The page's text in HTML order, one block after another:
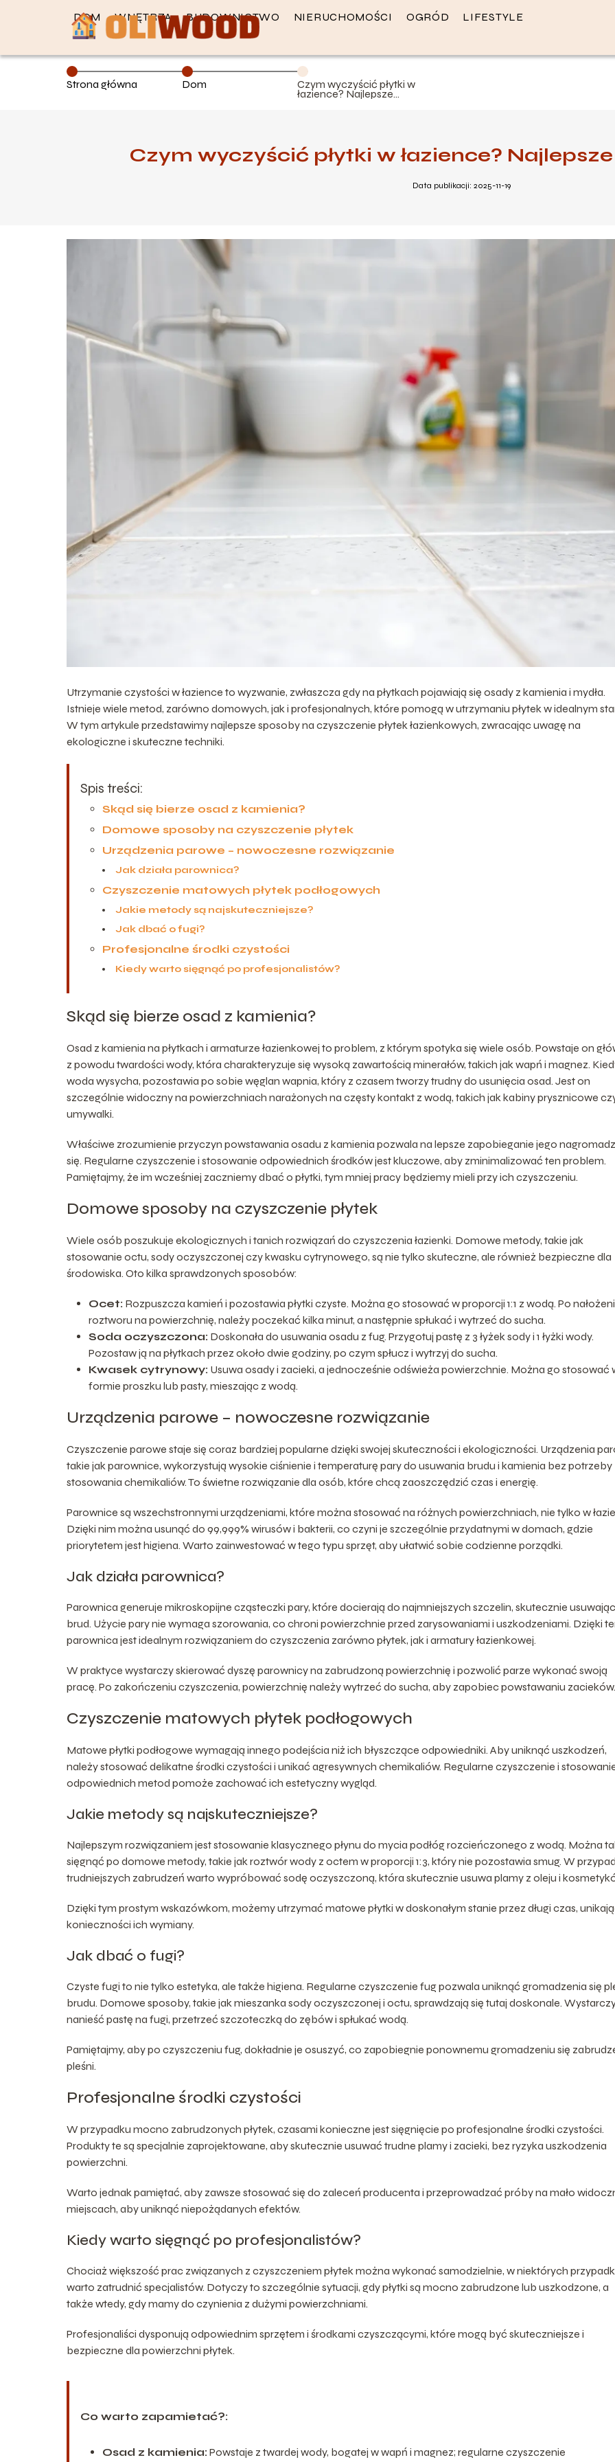
DOM WNĘTRZA BUDOWNICTWO NIERUCHOMOŚCI OGRÓD LIFESTYLE
Strona główna Dom Czym wyczyścić płytki w
łazience? Najlepsze
metody i porady
Czym wyczyścić płytki w łazience?
Data publikacji: 2025-11-19
Utrzymanie czystości w łazience to wyzwanie, zwłaszcza gdy na płytkach pojawiają się osady z kamienia i mydła.
Istnieje wiele metod, zarówno domowych, jak i profesjonalnych, które pomogą w utrzymaniu płytek w idealnym
W tym artykule przedstawimy najlepsze sposoby na czyszczenie płytek łazienkowych, zwracając uwagę na
ekologiczne i skuteczne techniki.
Spis treści:
Skąd się bierze osad z kamienia?
Domowe sposoby na czyszczenie płytek
Urządzenia parowe – nowoczesne rozwiązanie
Jak działa parownica?
Czyszczenie matowych płytek podłogowych
Jakie metody są najskuteczniejsze?
Jak dbać o fugi?
Profesjonalne środki czystości
Kiedy warto sięgnąć po profesjonalistów?
Skąd się bierze osad z kamienia?
Osad z kamienia na płytkach i armaturze łazienkowej to problem, z którym spotyka się wiele osób. Powstaje on
z powodu twardości wody, która charakteryzuje się wysoką zawartością minerałów, takich jak wapń i magnez.
woda wysycha, pozostawia po sobie węglan wapnia, który z czasem tworzy trudny do usunięcia osad. Jest on
szczególnie widoczny na powierzchniach narażonych na częsty kontakt z wodą, takich jak kabiny prysznicowe
umywalki.
Właściwe zrozumienie przyczyn powstawania osadu z kamienia pozwala na lepsze zapobieganie jego
się. Regularne czyszczenie i stosowanie odpowiednich środków jest kluczowe, aby zminimalizować ten problem.
Pamiętajmy, że im wcześniej zaczniemy dbać o płytki, tym mniej pracy będziemy mieli przy ich czyszczeniu.
Domowe sposoby na czyszczenie płytek
Wiele osób poszukuje ekologicznych i tanich rozwiązań do czyszczenia łazienki. Domowe metody, takie jak
stosowanie octu, sody oczyszczonej czy kwasku cytrynowego, są nie tylko skuteczne, ale również bezpieczne dla
środowiska. Oto kilka sprawdzonych sposobów:
Ocet: Rozpuszcza kamień i pozostawia płytki czyste. Można go stosować w proporcji 1:1 z wodą. Po
roztworu na powierzchnię, należy poczekać kilka minut, a następnie spłukać i wytrzeć do sucha.
Soda oczyszczona: Doskonała do usuwania osadu z fug. Przygotuj pastę z 3 łyżek sody i 1 łyżki wody.
Pozostaw ją na płytkach przez około dwie godziny, po czym spłucz i wytrzyj do sucha.
Kwasek cytrynowy: Usuwa osady i zacieki, a jednocześnie odświeża powierzchnie. Można go stosować
formie proszku lub pasty, mieszając z wodą.
Urządzenia parowe – nowoczesne rozwiązanie
Czyszczenie parowe staje się coraz bardziej popularne dzięki swojej skuteczności i ekologiczności. Urządzenia
takie jak parownice, wykorzystują wysokie ciśnienie i temperaturę pary do usuwania brudu i kamienia bez potrzeby
stosowania chemikaliów. To świetne rozwiązanie dla osób, które chcą zaoszczędzić czas i energię.
Parownice są wszechstronnymi urządzeniami, które można stosować na różnych powierzchniach, nie tylko w
Dzięki nim można usunąć do 99,999% wirusów i bakterii, co czyni je szczególnie przydatnymi w domach, gdzie
priorytetem jest higiena. Warto zainwestować w tego typu sprzęt, aby ułatwić sobie codzienne porządki.
Jak działa parownica?
Parownica generuje mikroskopijne cząsteczki pary, które docierają do najmniejszych szczelin, skutecznie usuwając
brud. Użycie pary nie wymaga szorowania, co chroni powierzchnie przed zarysowaniami i uszkodzeniami. Dzięki
parownica jest idealnym rozwiązaniem do czyszczenia zarówno płytek, jak i armatury łazienkowej.
W praktyce wystarczy skierować dyszę parownicy na zabrudzoną powierzchnię i pozwolić parze wykonać swoją
pracę. Po zakończeniu czyszczenia, powierzchnię należy wytrzeć do sucha, aby zapobiec powstawaniu zacieków.
Czyszczenie matowych płytek podłogowych
Matowe płytki podłogowe wymagają innego podejścia niż ich błyszczące odpowiedniki. Aby uniknąć uszkodzeń,
należy stosować delikatne środki czystości i unikać agresywnych chemikaliów. Regularne czyszczenie i
odpowiednich metod pomoże zachować ich estetyczny wygląd.
Jakie metody są najskuteczniejsze?
Najlepszym rozwiązaniem jest stosowanie klasycznego płynu do mycia podłóg rozcieńczonego z wodą. Można
sięgnąć po domowe metody, takie jak roztwór wody z octem w proporcji 1:3, który nie pozostawia smug. W
trudniejszych zabrudzeń warto wypróbować sodę oczyszczoną, która skutecznie usuwa plamy z oleju i
Dzięki tym prostym wskazówkom, możemy utrzymać matowe płytki w doskonałym stanie przez długi czas,
konieczności ich wymiany.
Jak dbać o fugi?
Czyste fugi to nie tylko estetyka, ale także higiena. Regularne czyszczenie fug pozwala uniknąć gromadzenia się
brudu. Domowe sposoby, takie jak mieszanka sody oczyszczonej i octu, sprawdzają się tutaj doskonale.
nanieść pastę na fugi, przetrzeć szczoteczką do zębów i spłukać wodą.
Pamiętajmy, aby po czyszczeniu fug, dokładnie je osuszyć, co zapobiegnie ponownemu gromadzeniu się
pleśni.
Profesjonalne środki czystości
W przypadku mocno zabrudzonych płytek, czasami konieczne jest sięgnięcie po profesjonalne środki czystości.
Produkty te są specjalnie zaprojektowane, aby skutecznie usuwać trudne plamy i zacieki, bez ryzyka uszkodzenia
powierzchni.
Warto jednak pamiętać, aby zawsze stosować się do zaleceń producenta i przeprowadzać próby na mało
miejscach, aby uniknąć niepożądanych efektów.
Kiedy warto sięgnąć po profesjonalistów?
Chociaż większość prac związanych z czyszczeniem płytek można wykonać samodzielnie, w niektórych
warto zatrudnić specjalistów. Dotyczy to szczególnie sytuacji, gdy płytki są mocno zabrudzone lub uszkodzone, a
także wtedy, gdy mamy do czynienia z dużymi powierzchniami.
Profesjonaliści dysponują odpowiednim sprzętem i środkami czyszczącymi, które mogą być skuteczniejsze i
bezpieczne dla powierzchni płytek.
Co warto zapamietać?:
Osad z kamienia: Powstaje z twardej wody, bogatej w wapń i magnez; regularne czyszczenie